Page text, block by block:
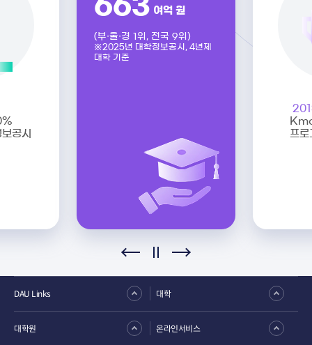
공시
여억 원
(부·울·경 1위, 전국 9위)
※2025년 대학정보공시, 4년제
대학 기준
프로
DAU Links 대학
대학원 온라인서비스